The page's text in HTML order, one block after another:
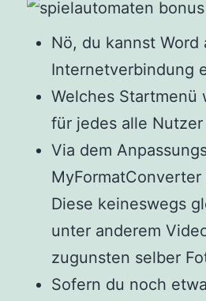
Nö, du kannst Word
Internetverbindung
Welches Startmenü
für jedes alle
Via dem
Diese keineswegs
unter anderem
zugunsten selber
Sofern du noch